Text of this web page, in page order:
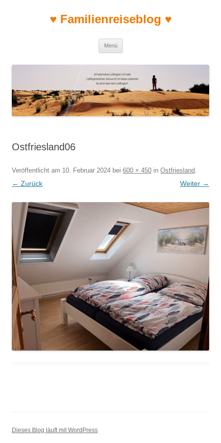
♥ Familienreiseblog ♥
Menü
Ostfriesland06
Veröffentlicht am 10. Februar 2024 bei 600 × 450 in Ostfriesland.
← Zurück Weiter →
Dieses Blog läuft mit WordPress